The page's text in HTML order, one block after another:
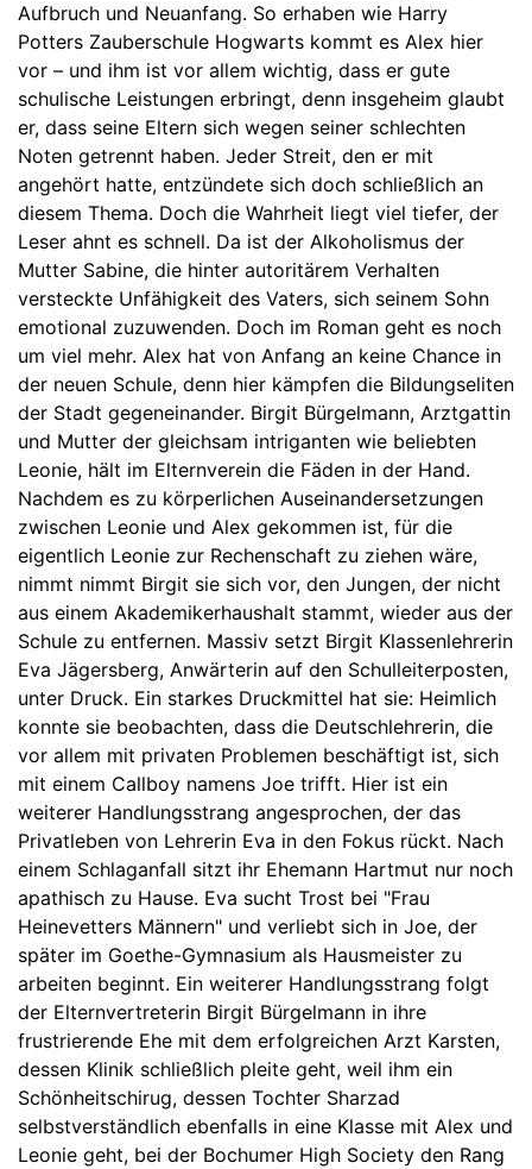
Aufbruch und Neuanfang. So erhaben wie Harry
Potters Zauberschule Hogwarts kommt es Alex hier
vor – und ihm ist vor allem wichtig, dass er gute
schulische Leistungen erbringt, denn insgeheim glaubt
er, dass seine Eltern sich wegen seiner schlechten
Noten getrennt haben. Jeder Streit, den er mit
angehört hatte, entzündete sich doch schließlich an
diesem Thema. Doch die Wahrheit liegt viel tiefer, der
Leser ahnt es schnell. Da ist der Alkoholismus der
Mutter Sabine, die hinter autoritärem Verhalten
versteckte Unfähigkeit des Vaters, sich seinem Sohn
emotional zuzuwenden. Doch im Roman geht es noch
um viel mehr. Alex hat von Anfang an keine Chance in
der neuen Schule, denn hier kämpfen die Bildungseliten
der Stadt gegeneinander. Birgit Bürgelmann, Arztgattin
und Mutter der gleichsam intriganten wie beliebten
Leonie, hält im Elternverein die Fäden in der Hand.
Nachdem es zu körperlichen Auseinandersetzungen
zwischen Leonie und Alex gekommen ist, für die
eigentlich Leonie zur Rechenschaft zu ziehen wäre,
nimmt nimmt Birgit sie sich vor, den Jungen, der nicht
aus einem Akademikerhaushalt stammt, wieder aus der
Schule zu entfernen. Massiv setzt Birgit Klassenlehrerin
Eva Jägersberg, Anwärterin auf den Schulleiterposten,
unter Druck. Ein starkes Druckmittel hat sie: Heimlich
konnte sie beobachten, dass die Deutschlehrerin, die
vor allem mit privaten Problemen beschäftigt ist, sich
mit einem Callboy namens Joe trifft. Hier ist ein
weiterer Handlungsstrang angesprochen, der das
Privatleben von Lehrerin Eva in den Fokus rückt. Nach
einem Schlaganfall sitzt ihr Ehemann Hartmut nur noch
apathisch zu Hause. Eva sucht Trost bei "Frau
Heinevetters Männern" und verliebt sich in Joe, der
später im Goethe-Gymnasium als Hausmeister zu
arbeiten beginnt. Ein weiterer Handlungsstrang folgt
der Elternvertreterin Birgit Bürgelmann in ihre
frustrierende Ehe mit dem erfolgreichen Arzt Karsten,
dessen Klinik schließlich pleite geht, weil ihm ein
Schönheitschirug, dessen Tochter Sharzad
selbstverständlich ebenfalls in eine Klasse mit Alex und
Leonie geht, bei der Bochumer High Society den Rang